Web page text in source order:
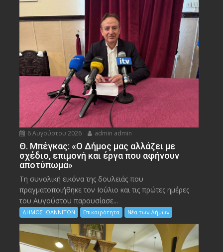
6 Αυγούστου 2026 admin admin
Θ. Μπέγκας: «Ο Δήμος μας αλλάζει με
σχέδιο, επιμονή και έργα που αφήνουν
αποτύπωμα»
Τη συνολική εικόνα της δουλειάς που
πραγματοποιήθηκε τον Ιούλιο και τις πρώτες ημέρες
του Αυγούστου παρουσίασε...
ΔΗΜΟΣ ΙΩΑΝΝΙΤΩΝ Επικαιρότητα Νέα των Δήμων